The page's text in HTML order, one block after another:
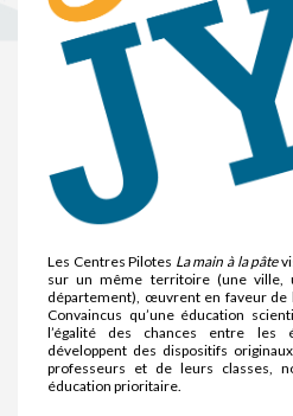
Les Centres Pilotes La main à la pâte
sur un même territoire (une ville,
département), œuvrent en faveur de
Convaincus qu’une éducation
l’égalité des chances entre les
développent des dispositifs
professeurs et de leurs classes,
éducation prioritaire.